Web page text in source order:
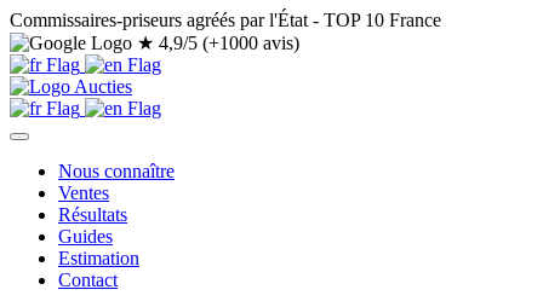
Commissaires-priseurs agréés par l'État - TOP 10 France
★ 4,9/5 (+1000 avis)
Nous connaître
Ventes
Résultats
Guides
Estimation
Contact